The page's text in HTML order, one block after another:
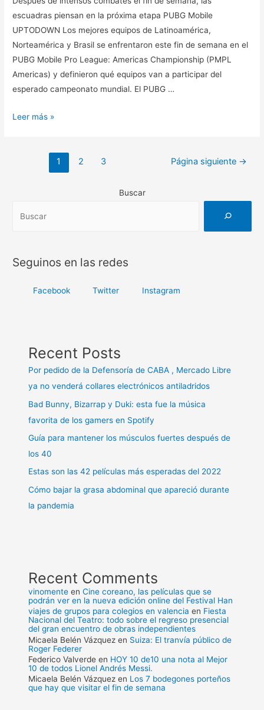
especies
escuadras piensan en la próxima etapa PUBG Mobile
UPTODOWN Los mejores equipos de Latinoamérica,
Norteamérica y Brasil se enfrentaron este fin de semana en el
PUBG Mobile Pro League: Americas Championship (PMPL
Americas) y definieron qué equipos van a participar del
esperado campeonato mundial. El PUBG …
El
Championship
tiene
representantes
Leer más »
1 2 3 Página siguiente →
Buscar
Seguinos en las redes
Facebook Twitter Instagram
Recent Posts
Por pedido de la Defensoría de CABA , Mercado Libre
ya no venderá collares electrónicos antiladridos
Bad Bunny, Bizarrap y Duki: esta fue la música
favorita de los gamers en Spotify
Guía para mantener los músculos fuertes después de
los 40
Estas son las 42 películas más esperadas del 2022
Cómo bajar la grasa abdominal que apareció durante
la pandemia
Recent Comments
vinomente enCine coreano, las películas que se
podrán ver en la nueva edición online del Festival Han
viajes de grupos para colegios en valencia en Fiesta
Nacional del Teatro: todo sobre el regreso presencial
del gran encuentro de obras independientes
Micaela Belén Vázquez en Suiza: El tranvía público de
Roger Federer
Federico Valverde en HOY 10 de10 una nota al Mejor
10 de todos Lionel Andrés Messi.
Micaela Belén Vázquez en Los 7 bodegones porteños
que hay que visitar el fin de semana